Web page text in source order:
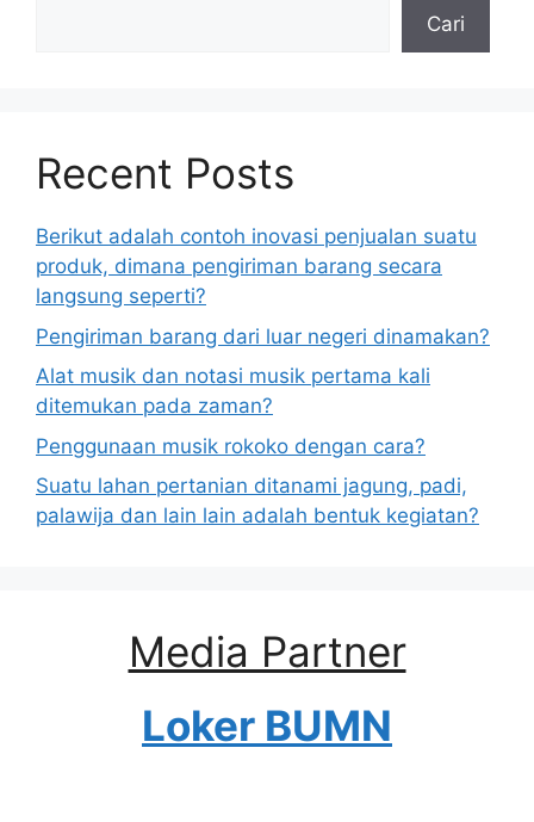
Cari
Recent Posts
Berikut adalah contoh inovasi penjualan suatu
produk, dimana pengiriman barang secara
langsung seperti?
Pengiriman barang dari luar negeri dinamakan?
Alat musik dan notasi musik pertama kali
ditemukan pada zaman?
Penggunaan musik rokoko dengan cara?
Suatu lahan pertanian ditanami jagung, padi,
palawija dan lain lain adalah bentuk kegiatan?
Media Partner
Loker BUMN